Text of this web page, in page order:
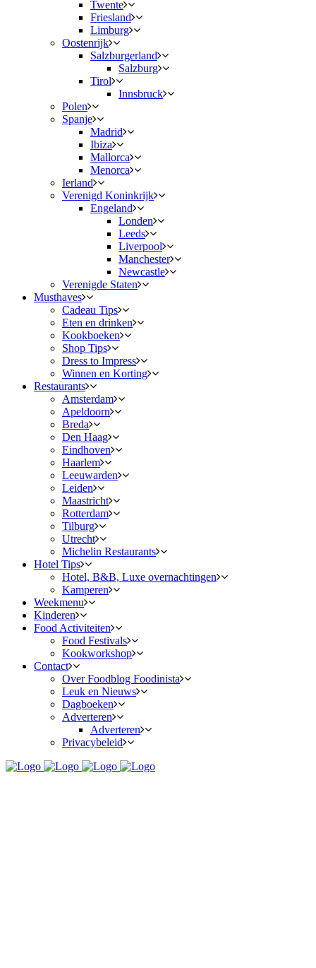
Twente
Friesland
Limburg
Oostenrijk
Salzburgerland
Salzburg
Tirol
Innsbruck
Polen
Spanje
Madrid
Ibiza
Mallorca
Menorca
Ierland
Verenigd Koninkrijk
Engeland
Londen
Leeds
Liverpool
Manchester
Newcastle
Verenigde Staten
Musthaves
Cadeau Tips
Eten en drinken
Kookboeken
Shop Tips
Dress to Impress
Winnen en Korting
Restaurants
Amsterdam
Apeldoorn
Breda
Den Haag
Eindhoven
Haarlem
Leeuwarden
Leiden
Maastricht
Rotterdam
Tilburg
Utrecht
Michelin Restaurants
Hotel Tips
Hotel, B&B, Luxe overnachtingen
Kamperen
Weekmenu
Kinderen
Food Activiteiten
Food Festivals
Kookworkshop
Contact
Over Foodblog Foodinista
Leuk en Nieuws
Dagboeken
Adverteren
Adverteren
Privacybeleid